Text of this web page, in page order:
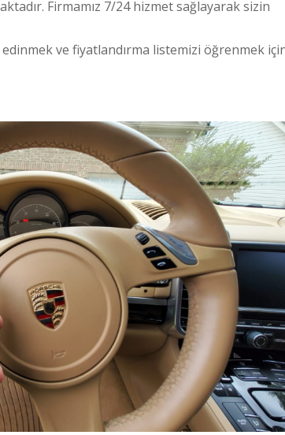
Firmamız 7/24 hizmet sağlayarak sizin
ve fiyatlandırma listemizi öğrenmek